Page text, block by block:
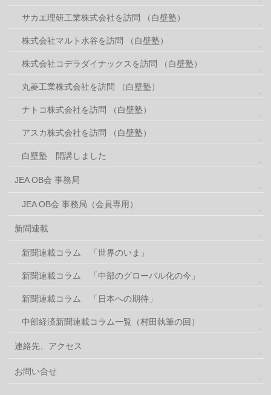
サカエ理研工業株式会社を訪問 （白壁塾）
株式会社マルト水谷を訪問 （白壁塾）
株式会社コデラダイナックスを訪問 （白壁塾）
丸菱工業株式会社を訪問 （白壁塾）
ナトコ株式会社を訪問 （白壁塾）
アスカ株式会社を訪問 （白壁塾）
白壁塾 開講しました
JEA OB会 事務局
JEA OB会 事務局（会員専用）
新聞連載
新聞連載コラム 「世界のいま」
新聞連載コラム 「中部のグローバル化の今」
新聞連載コラム 「日本への期待」
中部経済新聞連載コラム一覧（村田執筆の回）
連絡先、アクセス
お問い合せ